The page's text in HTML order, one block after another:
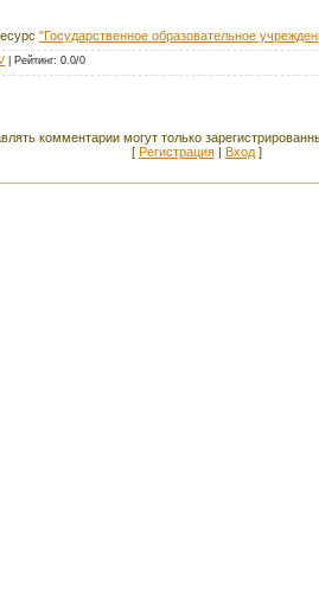
"Государственное образовательное
Рейтинг: 0.0/0
комментарии могут только
[ Регистрация| Вход]